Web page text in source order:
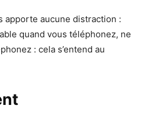
apporte aucune distraction :
quand vous téléphonez, ne
: cela s’entend au